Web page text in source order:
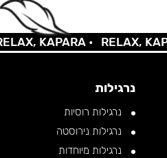
KAPARA • RELAX,
נרגילות
נרגילות רוסיות
נרגילות נירוסטה
נרגילות מיוחדות